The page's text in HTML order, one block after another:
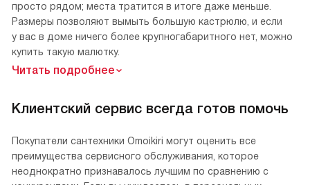
просто рядом; места тратится в итоге даже меньше.
Размеры позволяют вымыть большую кастрюлю, и если
у вас в доме ничего более крупногабаритного нет, можно
купить такую малютку.
Читать подробнее
Клиентский сервис всегда готов помочь
Покупатели сантехники Omoikiri могут оценить все
преимущества сервисного обслуживания, которое
неоднократно признавалось лучшим по сравнению с